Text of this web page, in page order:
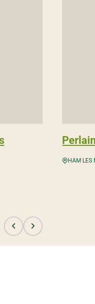
HAM LES
fenêtre)
(nouvelle fenêtre)
mail